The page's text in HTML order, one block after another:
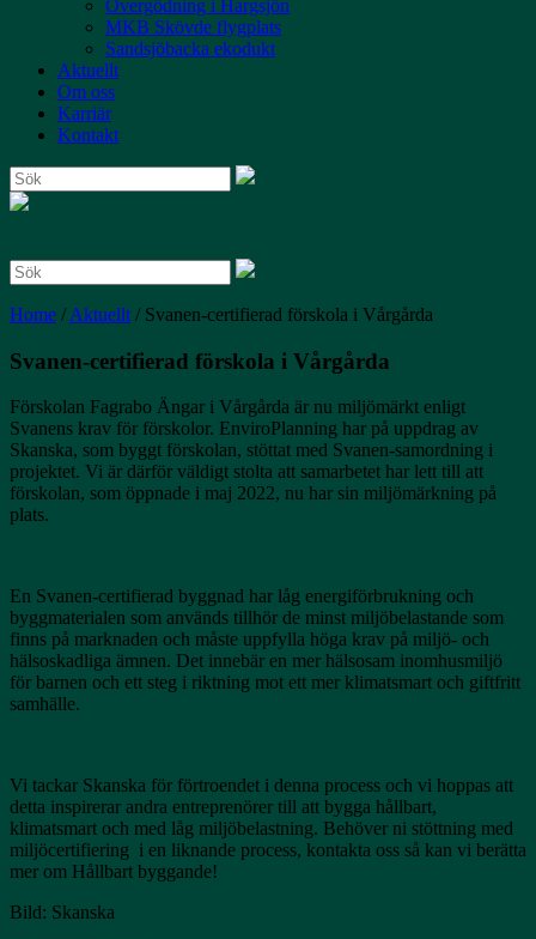
Övergödning i Hargsjön
MKB Skövde flygplats
Sandsjöbacka ekodukt
Aktuellt
Om oss
Karriär
Kontakt
Search:
Search:
Home / Aktuellt / Svanen-certifierad förskola i Vårgårda
Svanen-certifierad förskola i Vårgårda
Förskolan Fagrabo Ängar i Vårgårda är nu miljömärkt enligt
Svanens krav för förskolor. EnviroPlanning har på uppdrag av
Skanska, som byggt förskolan, stöttat med Svanen-samordning i
projektet. Vi är därför väldigt stolta att samarbetet har lett till att
förskolan, som öppnade i maj 2022, nu har sin miljömärkning på
plats.
En Svanen-certifierad byggnad har låg energiförbrukning och
byggmaterialen som används tillhör de minst miljöbelastande som
finns på marknaden och måste uppfylla höga krav på miljö- och
hälsoskadliga ämnen. Det innebär en mer hälsosam inomhusmiljö
för barnen och ett steg i riktning mot ett mer klimatsmart och giftfritt
samhälle.
Vi tackar Skanska för förtroendet i denna process och vi hoppas att
detta inspirerar andra entreprenörer till att bygga hållbart,
klimatsmart och med låg miljöbelastning. Behöver ni stöttning med
miljöcertifiering i en liknande process, kontakta oss så kan vi berätta
mer om Hållbart byggande!
Bild: Skanska